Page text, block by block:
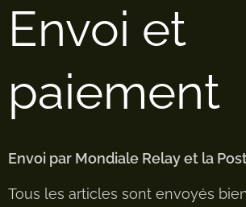
Envoi et
paiement
Envoi par Mondiale Relay et la
Tous les articles sont envoyés